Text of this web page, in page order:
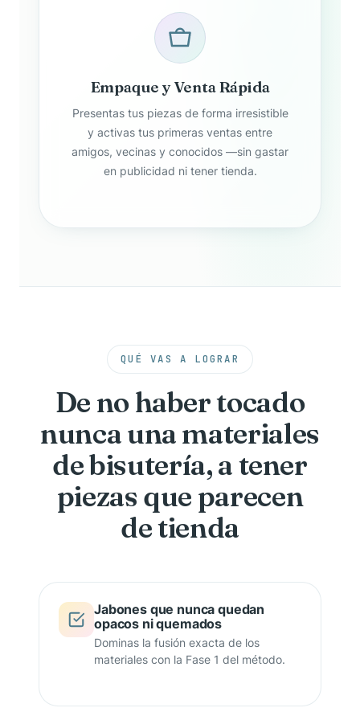
Empaque y Venta Rápida
Presentas tus piezas de forma irresistible
y activas tus primeras ventas entre
amigos, vecinas y conocidos —sin gastar
en publicidad ni tener tienda.
QUÉ VAS A LOGRAR
De no haber tocado
nunca una materiales
de bisutería, a tener
piezas que parecen
de tienda
Jabones que nunca quedan
opacos ni quemados
Dominas la fusión exacta de los
materiales con la Fase 1 del método.